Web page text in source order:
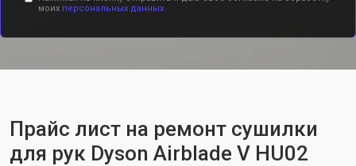
моих персональных данных.
Прайс лист на ремонт сушилки
для рук Dyson Airblade V HU02